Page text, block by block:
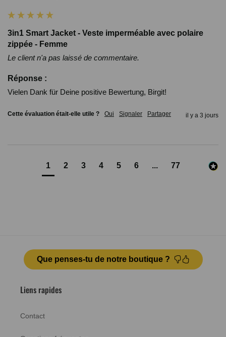
3in1 Smart Jacket - Veste imperméable avec polaire
zippée - Femme
Le client n'a pas laissé de commentaire.
Réponse :
Vielen Dank für Deine positive Bewertung, Birgit!
Cette évaluation était-elle utile ? Oui Signaler Partager il y a 3 jours
1 2 3 4 5 6 ... 77
Que penses-tu de notre boutique ?
Liens rapides
Contact